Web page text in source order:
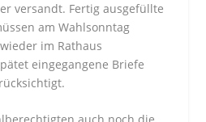
versandt. Fertig ausgefüllte
am Wahlsonntag
im Rathaus
eingegangene Briefe